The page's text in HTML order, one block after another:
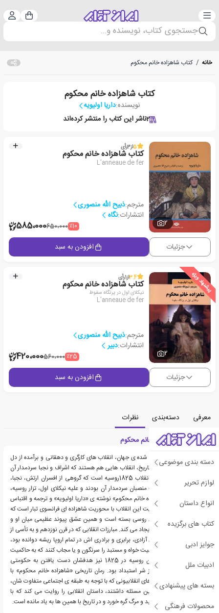
دسته‌بندی سبد
جستجوی کتاب، نویسنده و...
دسته بندی موضوعی
لوازم تحریر
انواع داستان
کتاب های برگزیده
جوایز ادبی
ادبیات ملل
بسته های پیشنهادی
محصولات فرهنگی
خانه / کتاب شاهزاده خانم محکوم
کتاب شاهزاده خانم محکوم
نویسنده:داریا اولیویه
2ناشر این کتاب را منتشر کرده‌اند
2
5از3رأی
کتاب شاهزاده خانم محکوم
L'anneaue de fer
مترجم:ذبیح الله منصوری
انتشارات:نگاه
٪10650،000585،000
جزئیات افزودن به سبد
پیشنهاد ویژه
2
3.4از1رأی
کتاب شاهزاده خانم محکوم
نیکلای اول در پرتگاه سقوط
L'anneaue de fer
مترجم:ذبیح الله منصوری
انتشارات:دبیر
٪25560،000420،000
جزئیات افزودن به سبد
معرفی دسته‌بندی
نظرات
معرفی کتاب شاهزاده خانم محکوم
عموم انقلاب های شناخته شده ی جهان، انقلاب های کارگری و دهقانی و برآمده از دل
فرودستان هستند. اما در تاریخ، انقلاب هایی هم هستند که اشراف و نجبا سردمدار آن
بوده اند. یکی از آن ها، انقلاب 1825روسیه است که گروهی از افسران ارتش، نجبا،
اشراف، بازرگانان و صاحب منصبان سردمدار آن بودند و علیه نیکلای اول، تزار روسیه،
قیام کردند. کتاب «شاهزاده خانم محکوم» نوشته ی «داریا اولیویه» و ترجمه و اقتباس
«ذبیح الله منصوری»، روایت این انقلاب با محوریت شاهزاده ای فرانسوی تبار است که
دل به افسر نجیب زاده ی روسی بسته است و همین عشق پیوند عظیمی میان او و
این انقلاب و مبارزات آن ایجاد می کند. مبارزات انقلابی که در قرن نوزدهم و به تأسی از
انقلاب فرانسه و شعارهای آزادی، برابری و برادری اش در تمام اروپا ریشه دوانده بود،
قصد داشت حکمرانان تمامیت خواه و مستبد را سرنگون و یا مجاب کنند که به حاکمیت
قانون تن دهند. انقلابیون روسیه در 1825 نیز هدفشان دست یافتن به حکومتی
پارلمانی و خلاص شدن از شر استبداد بود. رمان تاریخی «شاهزاده خانم محکوم» با
دستمایه قرار دادن تلاش های انقلابیونی که با توجه به طبقه ی اجتماعی متفاوت شان،
مواجهه ی دیگرگونی با این مسئله داشتند، داستان انقلابی را روایت می کند که با
عشق، خون، شکست، تبعید و مرگ گره خورد و در تاریخ با همین ها به یاد مانده است.